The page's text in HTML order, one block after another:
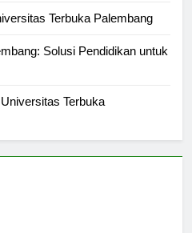
Solusi Pendidikan untuk
Terbuka